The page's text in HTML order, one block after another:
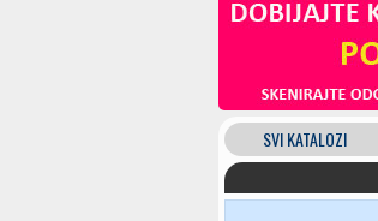
SVI KATALOZI